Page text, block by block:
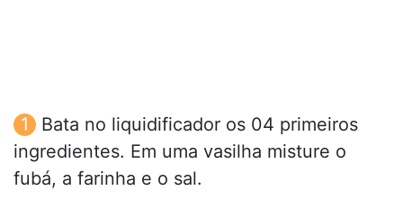
Bata no liquidificador os 04 primeiros
ingredientes. Em uma vasilha misture o
fubá, a farinha e o sal.